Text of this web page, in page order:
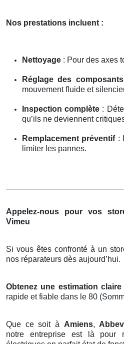
Nos prestations incluent :
Nettoyage : Pour des axes
Réglage des
mouvement fluide et
Inspection complète :
qu’ils ne deviennent
Remplacement préventif:
limiter les pannes.
Appelez-nous pour vos
Vimeu
Si vous êtes confronté à un
nos réparateurs dès aujourd’hui.
Obtenez une estimation claire
rapide et fiable dans le 80
Que ce soit à Amiens,
notre entreprise est là pour